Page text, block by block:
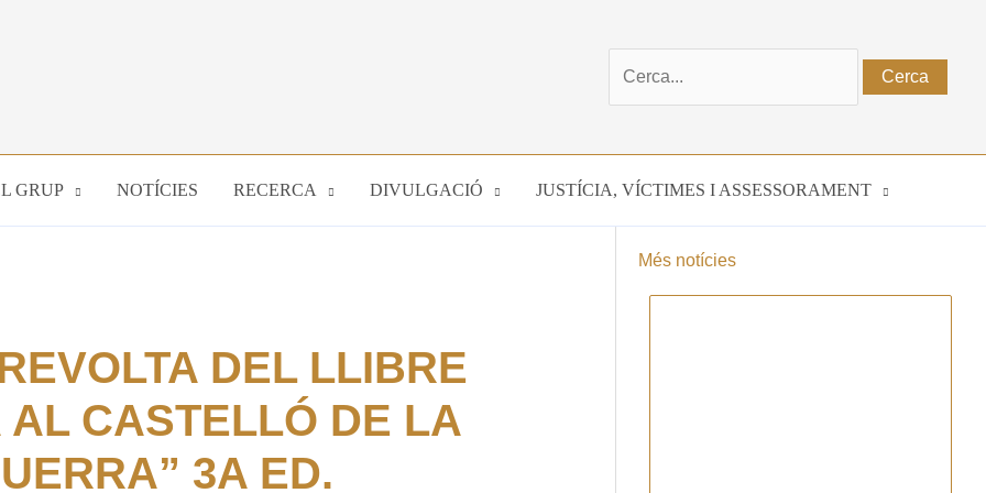
GRUP NOTÍCIES RECERCA DIVULGACIÓ JUSTÍCIA, VÍCTIMES I ASSESSORAMENT
DEL LLIBRE
AL CASTELLÓ DE LA
3A ED.
Més notícies